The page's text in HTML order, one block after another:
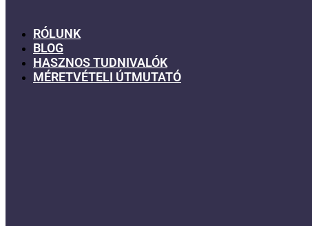
RÓLUNK
BLOG
HASZNOS TUDNIVALÓK
MÉRETVÉTELI ÚTMUTATÓ